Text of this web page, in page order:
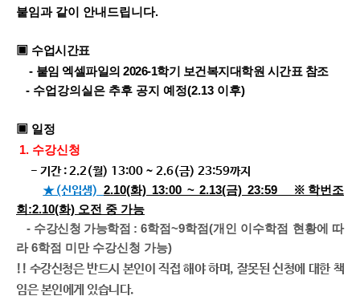
붙임과 같이 안내드립니다.​
▣ 수업시간표
- 붙임 엑셀파일의 2026-1학기 보건복지대학원 시간표 참조
- 수업강의실은 추후 공지 예정(2.13 이후)
▣ 일정
1. 수강신청
- 기간 : 2.2(월) 13:00 ~ 2.6(금) 23:59까지
★(신입생)2.10(화) 13:00 ~ 2.13(금) 23:59 ※학번조
회:2.10(화) 오전 중 가능
- 수강신청 가능학점 : 6학점~9학점(개인 이수학점 현황에 따
라 6학점 미만 수강신청 가능)
!! 수강신청은 반드시 본인이 직접 해야 하며, 잘못된 신청에 대한 책
임은 본인에게 있습니다.